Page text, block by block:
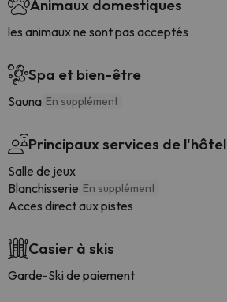
Animaux domestiques
les animaux ne sont pas acceptés
Spa et bien-être
Sauna En supplément
Principaux services de l'hôtel
Salle de jeux
Blanchisserie En supplément
Acces direct aux pistes
Casier à skis
Garde-Ski de paiement